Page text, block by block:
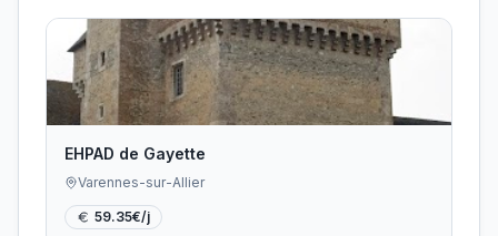
EHPAD de Gayette
Varennes-sur-Allier
59.35€/j